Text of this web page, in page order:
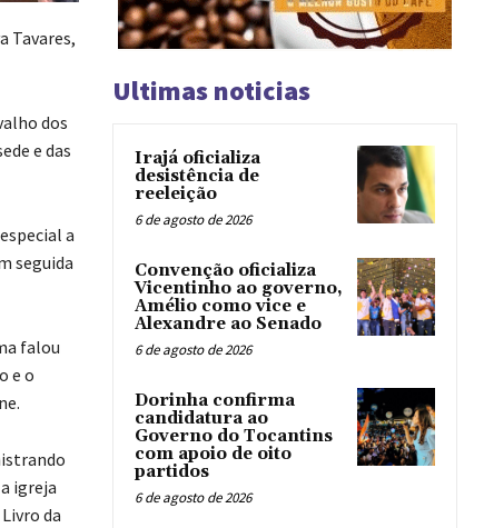
Tavares,
dos
e das
a
seguida
falou
e o
igreja
da
Ultimas noticias
Irajá oficializa
desistência de
reeleição
6 de agosto de 2026
Convenção oficializa
Vicentinho ao governo,
Amélio como vice e
Alexandre ao Senado
6 de agosto de 2026
Dorinha confirma
candidatura ao
Governo do Tocantins
com apoio de oito
partidos
6 de agosto de 2026